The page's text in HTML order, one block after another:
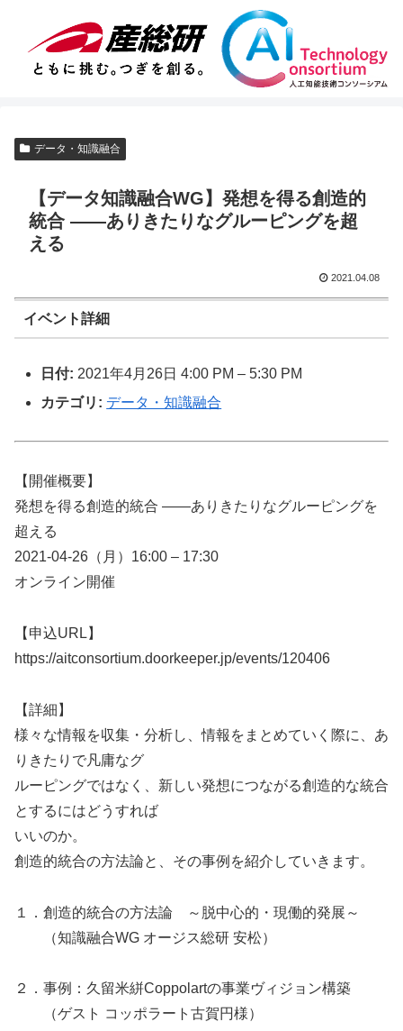
データ・知識融合
【データ知識融合WG】発想を得る創造的
統合 ――ありきたりなグルーピングを超
える
2021.04.08
イベント詳細
日付: 2021年4月26日 4:00 PM –5:30 PM
カテゴリ: データ・知識融合
【開催概要】
発想を得る創造的統合 ――ありきたりなグルーピングを
超える
2021-04-26（月）16:00 – 17:30
オンライン開催
【申込URL】
https://aitconsortium.doorkeeper.jp/events/120406
【詳細】
様々な情報を収集・分析し、情報をまとめていく際に、あ
りきたりで凡庸なグ
ルーピングではなく、新しい発想につながる創造的な統合
とするにはどうすれば
いいのか。
創造的統合の方法論と、その事例を紹介していきます。
１．創造的統合の方法論 ～脱中心的・現働的発展～
（知識融合WG オージス総研 安松）
２．事例：久留米絣Coppolartの事業ヴィジョン構築
（ゲスト コッポラート古賀円様）